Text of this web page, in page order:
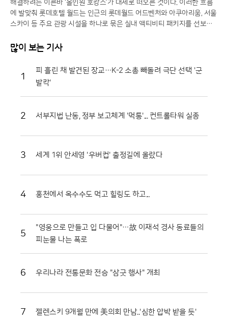
해결하려는 이른바 ‘올인원 호캉스’가 대세로 떠오른 것이다. 이러한 흐름
에 발맞춰 롯데호텔 월드는 인근의 롯데월드 어드벤처와 아쿠아리움, 서울
스카이 등 주요 관광 시설을 하나로 묶은 실내 액티비티 패키지를 선보이
드마크를 즐길 수 있다는 점이 방학을 맞은 자녀 동반 가족들에게 큰 매력
안락한 객실 1박과 함께 롯데월드 아쿠아리움 및 서울스카이 입장권을 기
본으로 구성했다. 특히 장기 투숙을 선호하는 고객들을 위해 2박 이상 이용
시 롯데월드 어드벤처 종합이용권과 라세느 조식 뷔페 혜택을 추가로 제공
하는 등 혜택의 폭을 넓혔다. 실제로 해당 패키지의 지난 7월 매출은 전년
텔 측은 이러한 인기에 힘입어 해당 상품을 연말까지 상시 운영하며 장기
연결되는 전용 통로인 ‘원더도어’를 운영하며 투숙객들에게 차별화된 동선
인형 또는 3인형을 선택할 수 있어 가족은 물론 친구나 연인 단위 고객까
있다는 점은 무더운 여름철 이동의 번거로움을 최소화하려는 고객들에게
객들을 위한 프리미엄 서비스도 마련되었다. ‘매직패스형 패키지’는 객실 1
박에 매직패스 프리미엄 결합권과 원더밴드를 포함해 대기 없이 인기 시설
을 이용할 수 있도록 돕는다. 원더밴드는 원더도어 전용 키와 객실 키 기능
억을 남기고자 하는 젊은 층의 호응이 이어지고 있다.여기에 투숙객만을
여준다. 어드벤처 연계 패키지 이용객은 투숙 기간 중 한 차례 재입장이 가
다. 특히 8월 말까지는 정식 개장 시간보다 15분 먼저 입장할 수 있는 원더
많이 보는 기사
1
피 흘린 채 발견된 장교…K-2 소총 빼돌려 극단 선택 '군
발칵'
2 서부지법 난동, 정부 보고체계 '먹통'... 컨트롤타워 실종
3 세계 1위 안세영 '우버컵' 출정길에 올랐다
4 홍천에서 옥수수도 먹고 힐링도 하고...
5
"영웅으로 만들고 입 다물어"…故 이재석 경사 동료들의
피눈물 나는 폭로
6 우리나라 전통문화 전승 "삼굿 행사" 개최
7 젤렌스키 9개월 만에 美의회 만남..'심한 압박 받을 듯'